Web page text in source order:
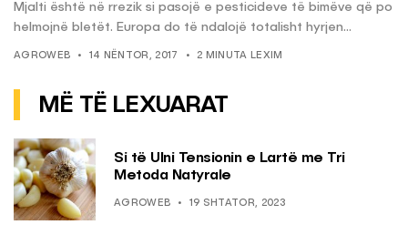
Mjalti është në rrezik si pasojë e pesticideve të bimëve që po
helmojnë bletët. Europa do të ndalojë totalisht hyrjen...
AGROWEB 14 NËNTOR, 2017 2 MINUTA LEXIM
MË TË LEXUARAT
Si të Ulni Tensionin e Lartë me Tri
Metoda Natyrale
AGROWEB 19 SHTATOR, 2023